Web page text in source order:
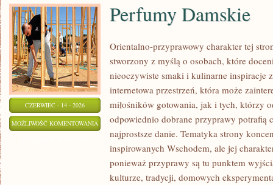
CZERWIEC - 14 - 2026
MOŻLIWOŚĆ KOMENTOWANIA PERFUMY
DAMSKIE
Perfumy Damskie
Orientalno-przyprawowy charakter tej
stworzony z myślą o osobach, które
nieoczywiste smaki i kulinarne inspiracje
internetowa przestrzeń, która może
miłośników gotowania, jak i tych, którzy
odpowiednio dobrane przyprawy potrafią
najprostsze danie. Tematyka strony
inspirowanych Wschodem, ale jej
ponieważ przyprawy są tu punktem
kulturze, tradycji, domowych